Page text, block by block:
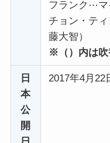
フランク⋯マ
チョン・テ
藤大智）
※（）内は吹
日
本
公
開
2017年4月22